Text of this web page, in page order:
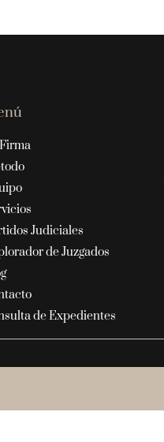
Judiciales
de Juzgados
de Expedientes